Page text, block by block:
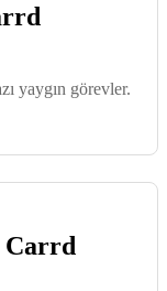
yaygın görevler.
Carrd